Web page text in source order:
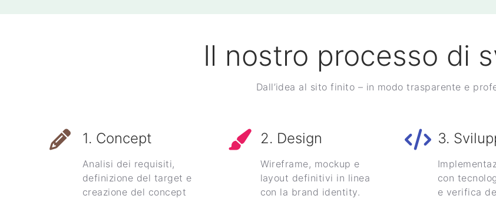
Il nostro processo di
Dall’idea al sito finito – in modo trasparente e
1. Concept
Analisi dei requisiti,
definizione del target e
creazione del concept
2. Design
Wireframe, mockup e
layout definitivi in linea
con la brand identity.
3.
con
e verifica